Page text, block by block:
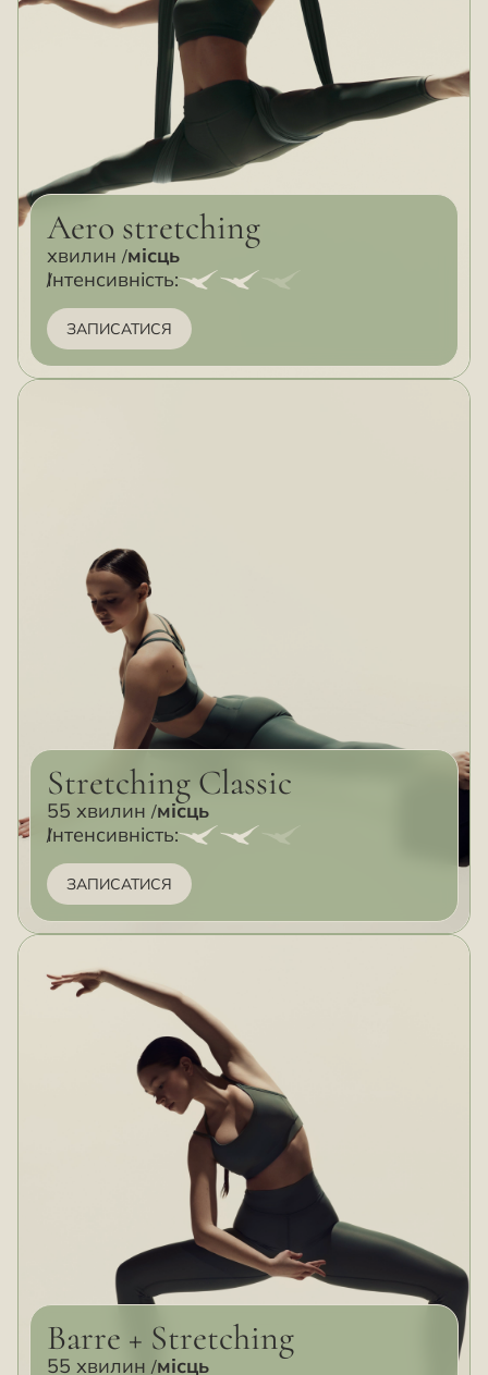
Aero stretching
хвилин місць
Інтенсивність:
ЗАПИСАТИСЯ
Stretching Classic
55 хвилин місць
Інтенсивність:
ЗАПИСАТИСЯ
Barre + Stretching
55 хвилин місць